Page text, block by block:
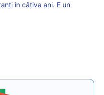
în câțiva ani. E un